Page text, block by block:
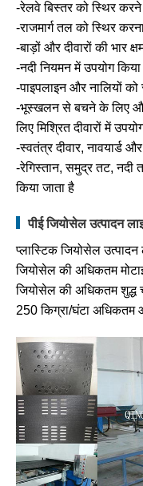
-रेलवे बिस्तर को स्थिर
-राजमार्ग तल को स्थिर
-बाड़ों और दीवारों की भार
-नदी नियमन में उपयोग किया
-पाइपलाइन और नालियों को
-भूस्खलन से बचने के लिए और
लिए मिश्रित दीवारों में
-स्वतंत्र दीवार, नावयार्ड
-रेगिस्तान, समुद्र तट,
किया जाता है
पीई जियोसेल उत्पादन
प्लास्टिक जियोसेल उत्पादन
जियोसेल की अधिकतम
जियोसेल की अधिकतम शुद्ध
250 किग्रा/घंटा